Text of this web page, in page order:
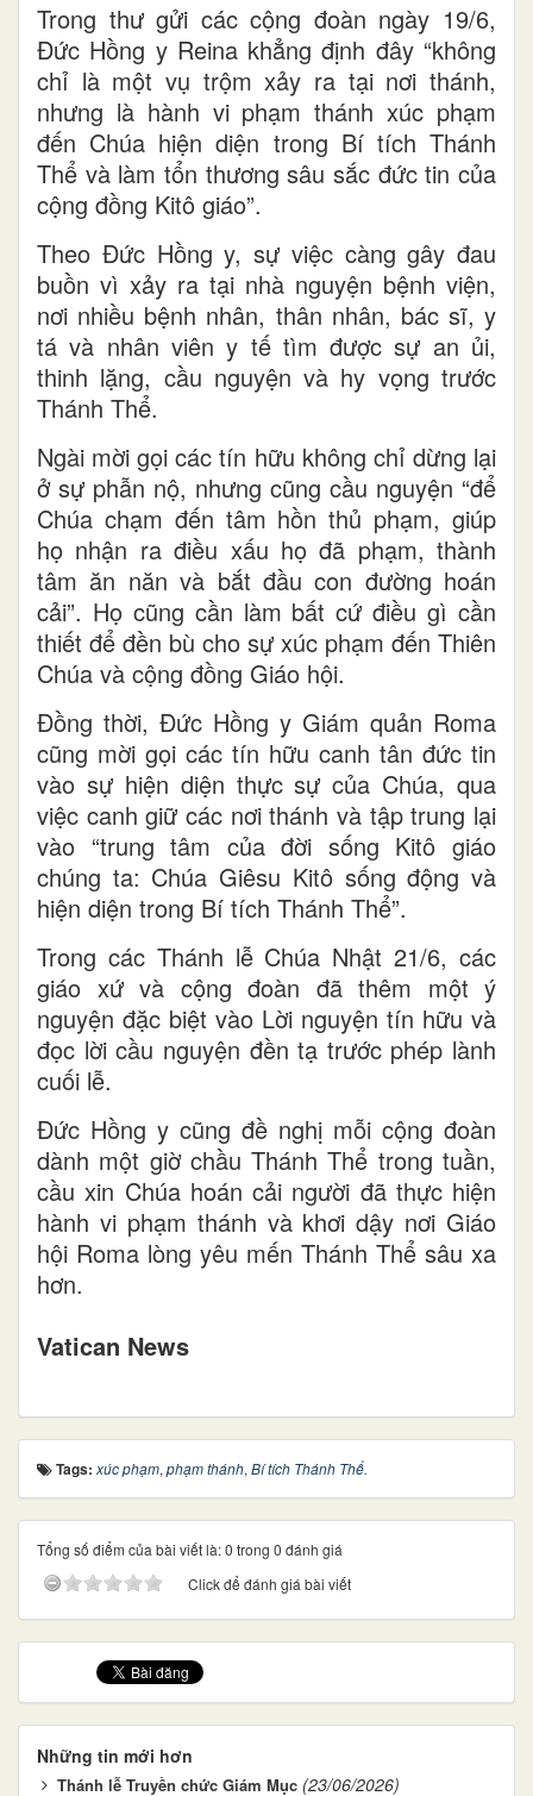
Trong thư gửi các cộng đoàn ngày 19/6,
Đức Hồng y Reina khẳng định đây “không
chỉ là một vụ trộm xảy ra tại nơi thánh,
nhưng là hành vi phạm thánh xúc phạm
đến Chúa hiện diện trong Bí tích Thánh
Thể và làm tổn thương sâu sắc đức tin của
cộng đồng Kitô giáo”.
Theo Đức Hồng y, sự việc càng gây đau
buồn vì xảy ra tại nhà nguyện bệnh viện,
nơi nhiều bệnh nhân, thân nhân, bác sĩ, y
tá và nhân viên y tế tìm được sự an ủi,
thinh lặng, cầu nguyện và hy vọng trước
Thánh Thể.
Ngài mời gọi các tín hữu không chỉ dừng lại
ở sự phẫn nộ, nhưng cũng cầu nguyện “để
Chúa chạm đến tâm hồn thủ phạm, giúp
họ nhận ra điều xấu họ đã phạm, thành
tâm ăn năn và bắt đầu con đường hoán
cải”. Họ cũng cần làm bất cứ điều gì cần
thiết để đền bù cho sự xúc phạm đến Thiên
Chúa và cộng đồng Giáo hội.
Đồng thời, Đức Hồng y Giám quản Roma
cũng mời gọi các tín hữu canh tân đức tin
vào sự hiện diện thực sự của Chúa, qua
việc canh giữ các nơi thánh và tập trung lại
vào “trung tâm của đời sống Kitô giáo
chúng ta: Chúa Giêsu Kitô sống động và
hiện diện trong Bí tích Thánh Thể”.
Trong các Thánh lễ Chúa Nhật 21/6, các
giáo xứ và cộng đoàn đã thêm một ý
nguyện đặc biệt vào Lời nguyện tín hữu và
đọc lời cầu nguyện đền tạ trước phép lành
cuối lễ.
Đức Hồng y cũng đề nghị mỗi cộng đoàn
dành một giờ chầu Thánh Thể trong tuần,
cầu xin Chúa hoán cải người đã thực hiện
hành vi phạm thánh và khơi dậy nơi Giáo
hội Roma lòng yêu mến Thánh Thể sâu xa
hơn.
Vatican News
Tags: xúc phạm, phạm thánh, Bí tích Thánh Thể.
Tổng số điểm của bài viết là: 0 trong 0 đánh giá
Click để đánh giá bài viết
Những tin mới hơn
Thánh lễ Truyền chức Giám Mục (23/06/2026)